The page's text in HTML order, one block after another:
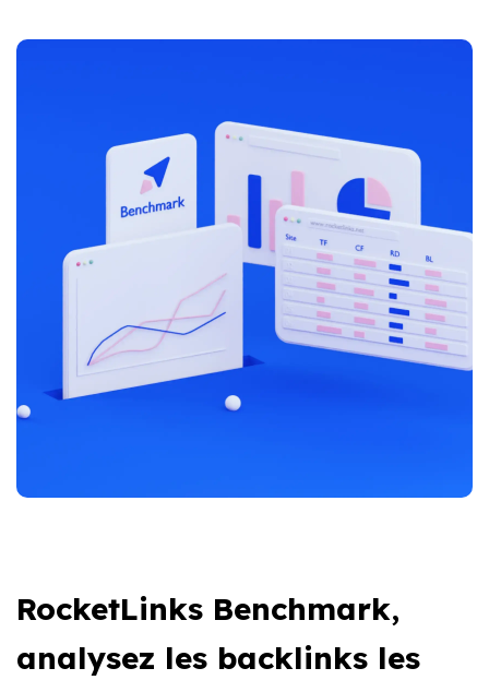
RocketLinks Benchmark,
analysez les backlinks les